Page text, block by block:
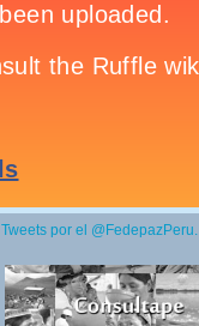
Tweets por el @FedepazPeru.